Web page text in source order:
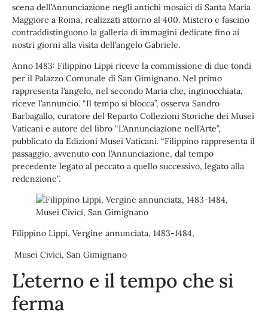
scena dell’Annunciazione negli antichi mosaici di Santa Maria
Maggiore a Roma, realizzati attorno al 400. Mistero e fascino
contraddistinguono la galleria di immagini dedicate fino ai
nostri giorni alla visita dell’angelo Gabriele.
Anno 1483: Filippino Lippi riceve la commissione di due tondi
per il Palazzo Comunale di San Gimignano. Nel primo
rappresenta l’angelo, nel secondo Maria che, inginocchiata,
riceve l’annuncio. “Il tempo si blocca”, osserva Sandro
Barbagallo, curatore del Reparto Collezioni Storiche dei Musei
Vaticani e autore del libro “L’Annunciazione nell’Arte”,
pubblicato da Edizioni Musei Vaticani. “Filippino rappresenta il
passaggio, avvenuto con l’Annunciazione, dal tempo
precedente legato al peccato a quello successivo, legato alla
redenzione”.
Filippino Lippi, Vergine annunciata, 1483-1484,
Musei Civici, San Gimignano
L’eterno e il tempo che si
ferma